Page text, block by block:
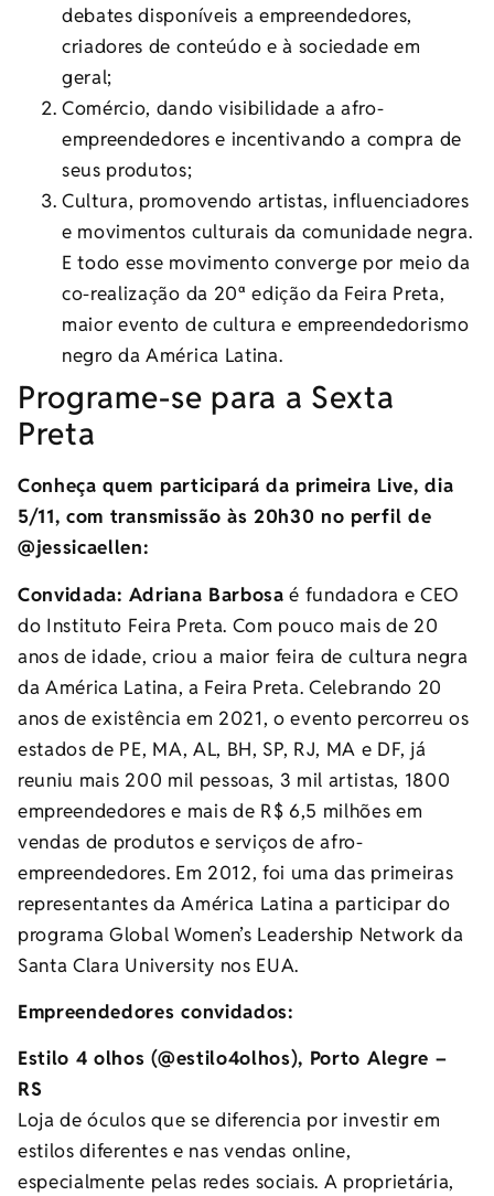
debates disponíveis a empreendedores,
criadores de conteúdo e à sociedade em
geral;
Comércio, dando visibilidade a afro-
empreendedores e incentivando a compra de
seus produtos;
Cultura, promovendo artistas, influenciadores
e movimentos culturais da comunidade negra.
E todo esse movimento converge por meio da
co-realização da 20ª edição da Feira Preta,
maior evento de cultura e empreendedorismo
negro da América Latina.
Programe-se para a Sexta
Preta
Conheça quem participará da primeira Live, dia
5/11, com transmissão às 20h30 no perfil de
@jessicaellen:
Convidada: Adriana Barbosa é fundadora e CEO
do Instituto Feira Preta. Com pouco mais de 20
anos de idade, criou a maior feira de cultura negra
da América Latina, a Feira Preta. Celebrando 20
anos de existência em 2021, o evento percorreu os
estados de PE, MA, AL, BH, SP, RJ, MA e DF, já
reuniu mais 200 mil pessoas, 3 mil artistas, 1800
empreendedores e mais de R$ 6,5 milhões em
vendas de produtos e serviços de afro-
empreendedores. Em 2012, foi uma das primeiras
representantes da América Latina a participar do
programa Global Women’s Leadership Network da
Santa Clara University nos EUA.
Empreendedores convidados:
Estilo 4 olhos (@estilo4olhos), Porto Alegre –
RS
Loja de óculos que se diferencia por investir em
estilos diferentes e nas vendas online,
especialmente pelas redes sociais. A proprietária,